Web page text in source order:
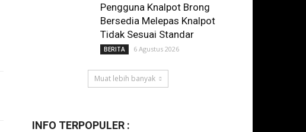
Pengguna Knalpot Brong
Bersedia Melepas Knalpot
Tidak Sesuai Standar
BERITA 6 Agustus 2026
Muat lebih banyak
INFO TERPOPULER :